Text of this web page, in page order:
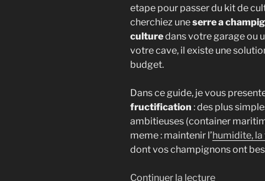
etape pour passer du kit de
cherchiez uneserre a
culturedans votre garage ou
votre cave, il existe une
budget.
Dans ce guide, je vous
fructification : des plus
ambitieuses (container
meme : maintenir l’humidite,
dont vos champignons ont
Continuer la lecturede